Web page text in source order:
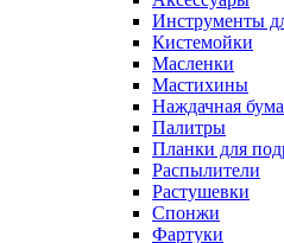
Инструменты
Кистемойки
Масленки
Мастихины
Наждачная
Палитры
Планки для
Распылители
Растушевки
Спонжи
Фартуки